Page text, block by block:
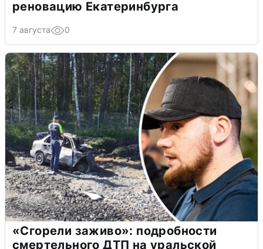
реновацию Екатеринбурга
7 августа 0
«Сгорели заживо»: подробности
смертельного ДТП на уральской